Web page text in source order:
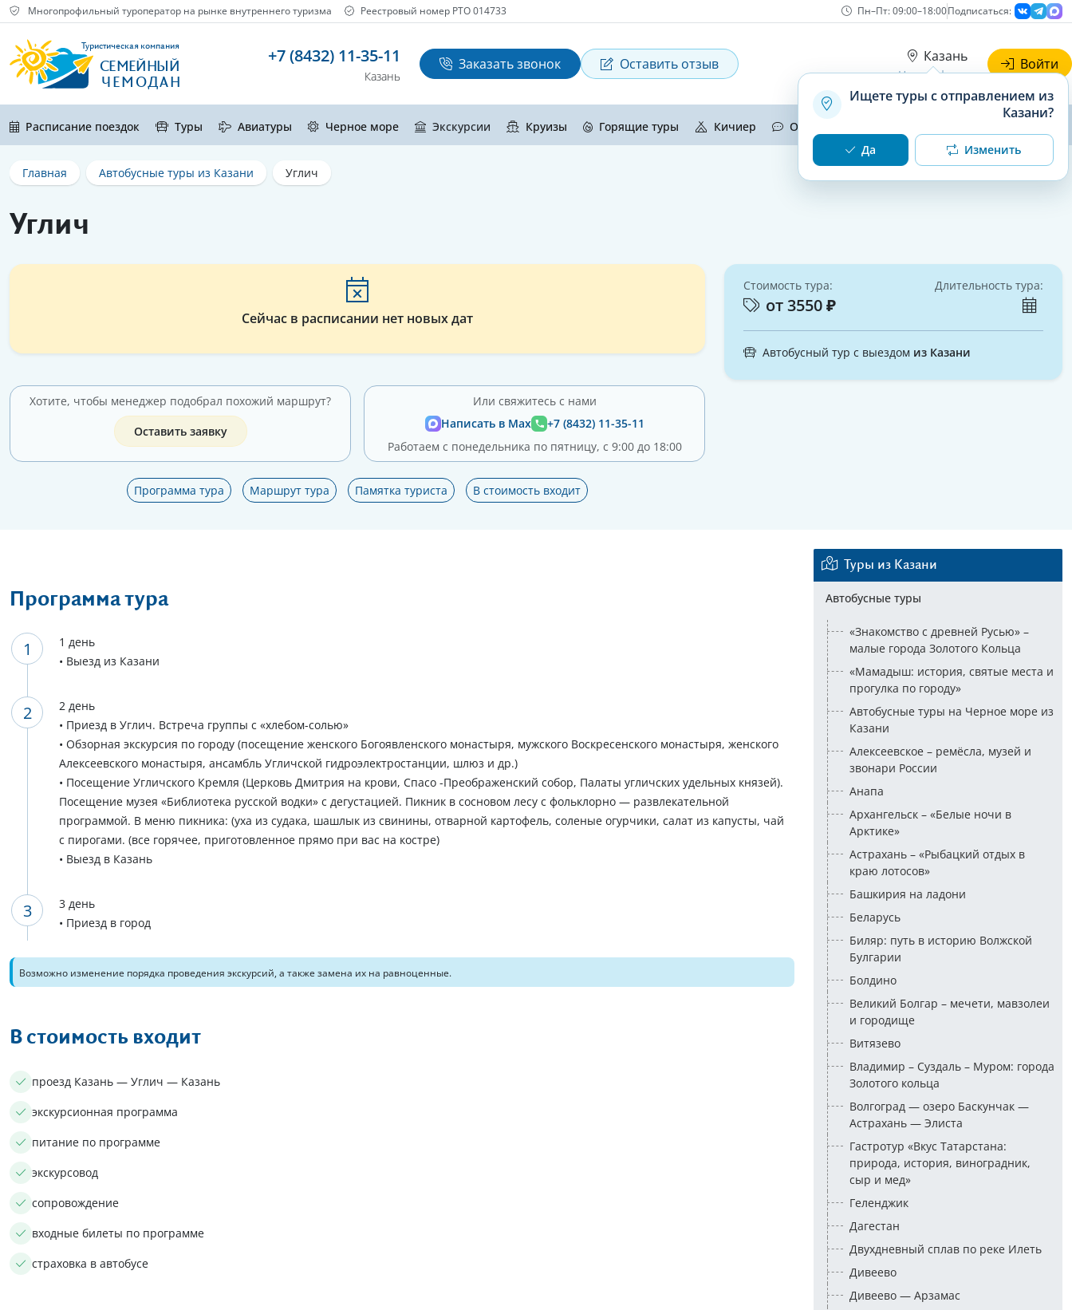
Многопрофильный туроператор на рынке внутреннего туризма Реестровый номер РТО 014733 Пн–Пт: 09:00–18:00Подписаться:
Туристическая компания
СЕМЕЙНЫЙ
ЧЕМОДАН
+7 (8432) 11-35-11
Казань
Заказать звонок Оставить отзыв Казань
Ищете туры с отправлением из
Казани?
Да Изменить
Наши офисы
Войти
Расписание поездок Туры Авиатуры Черное море Экскурсии Круизы Горящие туры Кичиер Отзывы
Главная Автобусные туры из Казани Углич
Углич
Сейчас в расписании нет новых дат
Хотите, чтобы менеджер подобрал похожий маршрут?
Оставить заявку
Или свяжитесь с нами
Написать в Max
+7 (8432) 11-35-11
Работаем с понедельника по пятницу, с 9:00 до 18:00
Программа тура Маршрут тура Памятка туриста В стоимость входит
Стоимость тура:
от 3550 ₽
Длительность тура:
Автобусный тур с выездом из Казани
Программа тура
1 день
• Выезд из Казани
2 день
• Приезд в Углич. Встреча группы с «хлебом-солью»
• Обзорная экскурсия по городу (посещение женского Богоявленского монастыря, мужского Воскресенского монастыря, женского
Алексеевского монастыря, ансамбль Угличской гидроэлектростанции, шлюз и др.)
• Посещение Угличского Кремля (Церковь Дмитрия на крови, Спасо -Преображенский собор, Палаты угличских удельных князей).
Посещение музея «Библиотека русской водки» с дегустацией. Пикник в сосновом лесу с фольклорно — развлекательной
программой. В меню пикника: (уха из судака, шашлык из свинины, отварной картофель, соленые огурчики, салат из капусты, чай
с пирогами. (все горячее, приготовленное прямо при вас на костре)
• Выезд в Казань
3 день
• Приезд в город
Возможно изменение порядка проведения экскурсий, а также замена их на равноценные.
В стоимость входит
проезд Казань — Углич — Казань
экскурсионная программа
питание по программе
экскурсовод
сопровождение
входные билеты по программе
страховка в автобусе
Туры из Казани
Автобусные туры
«Знакомство с древней Русью» –
малые города Золотого Кольца
«Мамадыш: история, святые места и
прогулка по городу»
Автобусные туры на Черное море из
Казани
Алексеевское – ремёсла, музей и
звонари России
Анапа
Архангельск – «Белые ночи в
Арктике»
Астрахань – «Рыбацкий отдых в
краю лотосов»
Башкирия на ладони
Беларусь
Биляр: путь в историю Волжской
Булгарии
Болдино
Великий Болгар – мечети, мавзолеи
и городище
Витязево
Владимир – Суздаль – Муром: города
Золотого кольца
Волгоград — озеро Баскунчак —
Астрахань — Элиста
Гастротур «Вкус Татарстана:
природа, история, виноградник,
сыр и мед»
Геленджик
Дагестан
Двухдневный сплав по реке Илеть
Дивеево
Дивеево — Арзамас